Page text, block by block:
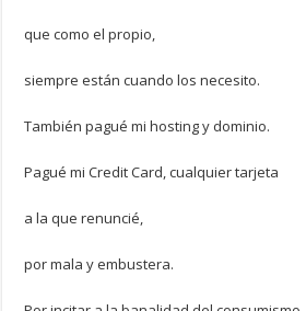
que como el propio,
siempre están cuando los necesito.
También pagué mi hosting y dominio.
Pagué mi Credit Card, cualquier tarjeta
a la que renuncié,
por mala y embustera.